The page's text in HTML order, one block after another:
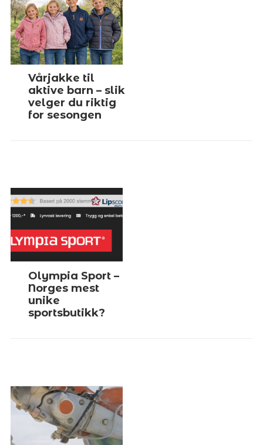
Vårjakke til
aktive barn – slik
velger du riktig
for sesongen
Olympia Sport –
Norges mest
unike
sportsbutikk?